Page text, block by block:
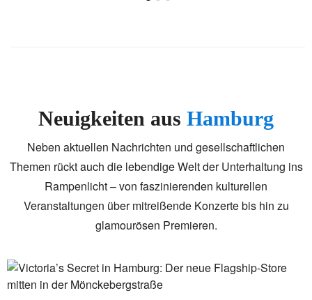
Neuigkeiten aus Hamburg
Neben aktuellen Nachrichten und gesellschaftlichen
Themen rückt auch die lebendige Welt der Unterhaltung ins
Rampenlicht – von faszinierenden kulturellen
Veranstaltungen über mitreißende Konzerte bis hin zu
glamourösen Premieren.